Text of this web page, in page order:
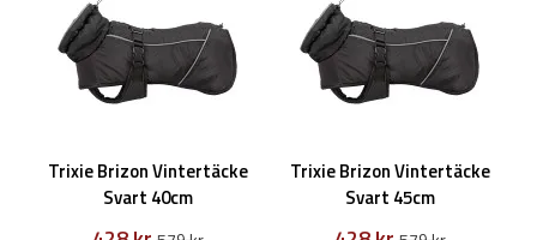
Trixie Brizon Vintertäcke
Svart 40cm
Trixie Brizon Vintertäcke
Svart 45cm